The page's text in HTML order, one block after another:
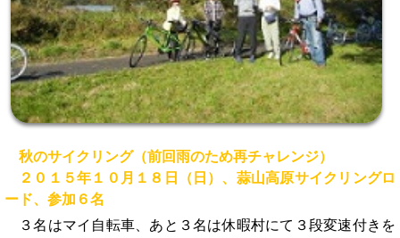
秋のサイクリング（前回雨のため再チャレンジ）
２０１５年１０月１８日（日）、蒜山高原サイクリングロ
ード、参加６名
３名はマイ自転車、あと３名は休暇村にて３段変速付きを